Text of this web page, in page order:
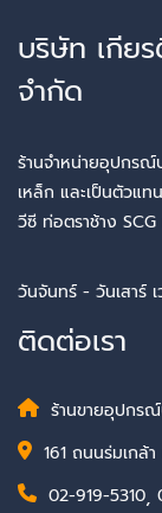
บริษัท เกีย
จำกัด
ร้านจำหน่ายอุปกรณ์
เหล็ก และเป็นตัวแท
วีซี ท่อตราช้าง
วันจันทร์ - วันเสาร์
ติดต่อเรา
ร้านขายอุปกร
161 ถนนร่มเกล้
02-919-5310,